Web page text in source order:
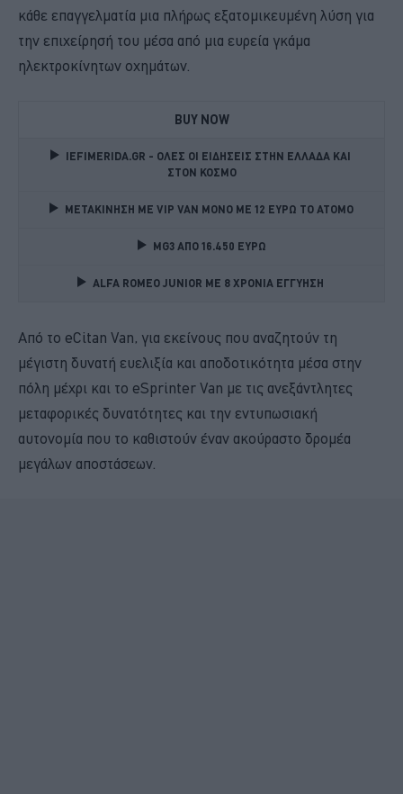
κάθε επαγγελματία μια πλήρως εξατομικευμένη λύση για
την επιχείρησή του μέσα από μια ευρεία γκάμα
ηλεκτροκίνητων οχημάτων.
BUY NOW
IEFIMERIDA.GR - ΟΛΕΣ ΟΙ ΕΙΔΗΣΕΙΣ ΣΤΗΝ ΕΛΛΑΔΑ ΚΑΙ
ΣΤΟΝ ΚΟΣΜΟ
ΜΕΤΑΚΙΝΗΣΗ ΜΕ VIP VAN ΜΟΝΟ ΜΕ 12 ΕΥΡΩ ΤΟ ΑΤΟΜΟ
MG3 ΑΠΟ 16.450 ΕΥΡΩ
ALFA ROMEO JUNIOR ME 8 ΧΡΟΝΙΑ ΕΓΓΥΗΣΗ
Από το eCitan Van, για εκείνους που αναζητούν τη
μέγιστη δυνατή ευελιξία και αποδοτικότητα μέσα στην
πόλη μέχρι και το eSprinter Van με τις ανεξάντλητες
μεταφορικές δυνατότητες και την εντυπωσιακή
αυτονομία που το καθιστούν έναν ακούραστο δρομέα
μεγάλων αποστάσεων.